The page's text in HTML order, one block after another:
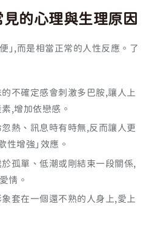
的心理與生理原因
」,而是相當正常的人性反應。了
的不確定感會刺激多巴胺,讓人上
,增加依戀感。
熱、訊息時有時無,反而讓人更
性增強」效應。
孤單、低潮或剛結束一段關係,
情。
套在一個還不熟的人身上,愛上